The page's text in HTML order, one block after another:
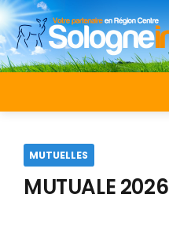
MUTUELLES
MUTUALE 2026